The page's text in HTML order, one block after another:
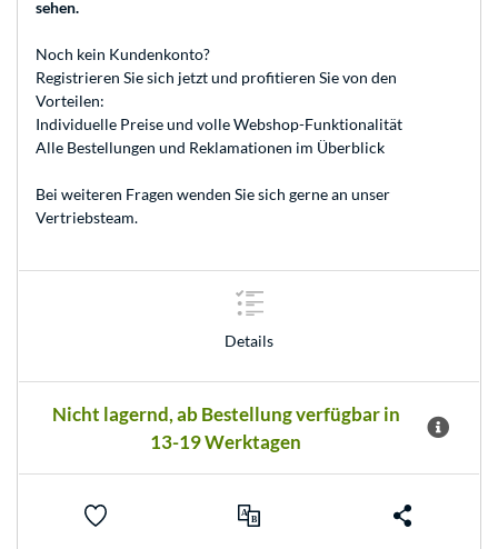
sehen.
Noch kein Kundenkonto?
Registrieren Sie sich jetzt und profitieren Sie von den
Vorteilen:
Individuelle Preise und volle Webshop-Funktionalität
Alle Bestellungen und Reklamationen im Überblick
Bei weiteren Fragen wenden Sie sich gerne an unser
Vertriebsteam.
Details
Nicht lagernd, ab Bestellung verfügbar in
13-19 Werktagen